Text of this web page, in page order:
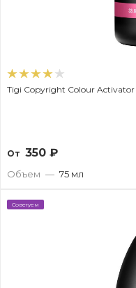
От 350 ₽
Объем — 75 мл
Советуем